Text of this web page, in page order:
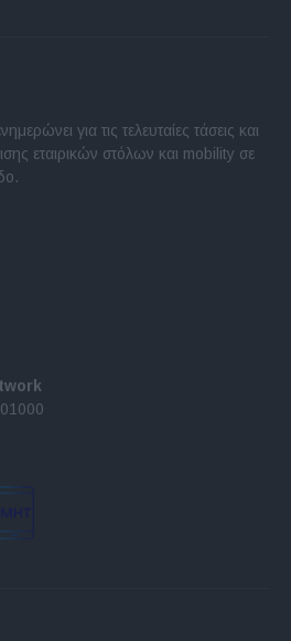
για τις τελευταίες τάσεις και
εταιρικών στόλων και mobility σε